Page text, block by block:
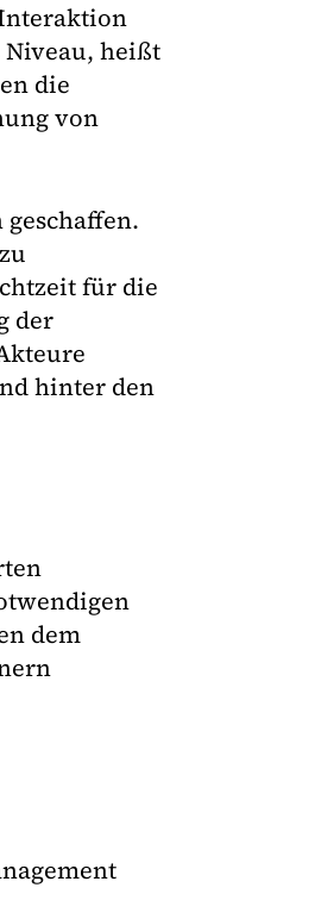
heißt
die
von
für die
der
hinter den
dem